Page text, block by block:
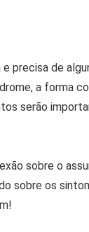
precisa de
a forma
serão
sobre o
sobre os